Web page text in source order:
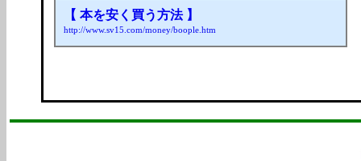
【 本を安く買う方法 】
http://www.sv15.com/money/boople.htm